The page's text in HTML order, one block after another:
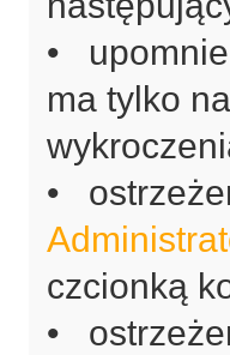
•
ma tylko
•
czcionką
•